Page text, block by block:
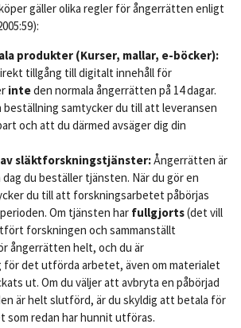
gäller olika regler för ångerrätten enligt
produkter (Kurser, mallar, e-böcker):
tillgång till digitalt innehåll för
inteden normala ångerrätten på 14 dagar.
beställning samtycker du till att leveransen
och att du därmed avsäger dig din
släktforskningstjänster:Ångerrätten är
dag du beställer tjänsten. När du gör en
du till att forskningsarbetet påbörjas
Om tjänsten har fullgjorts(det vill
forskningen och sammanställt
ångerrätten helt, och du är
för det utförda arbetet, även om materialet
ut. Om du väljer att avbryta en påbörjad
är helt slutförd, är du skyldig att betala för
som redan har hunnit utföras.